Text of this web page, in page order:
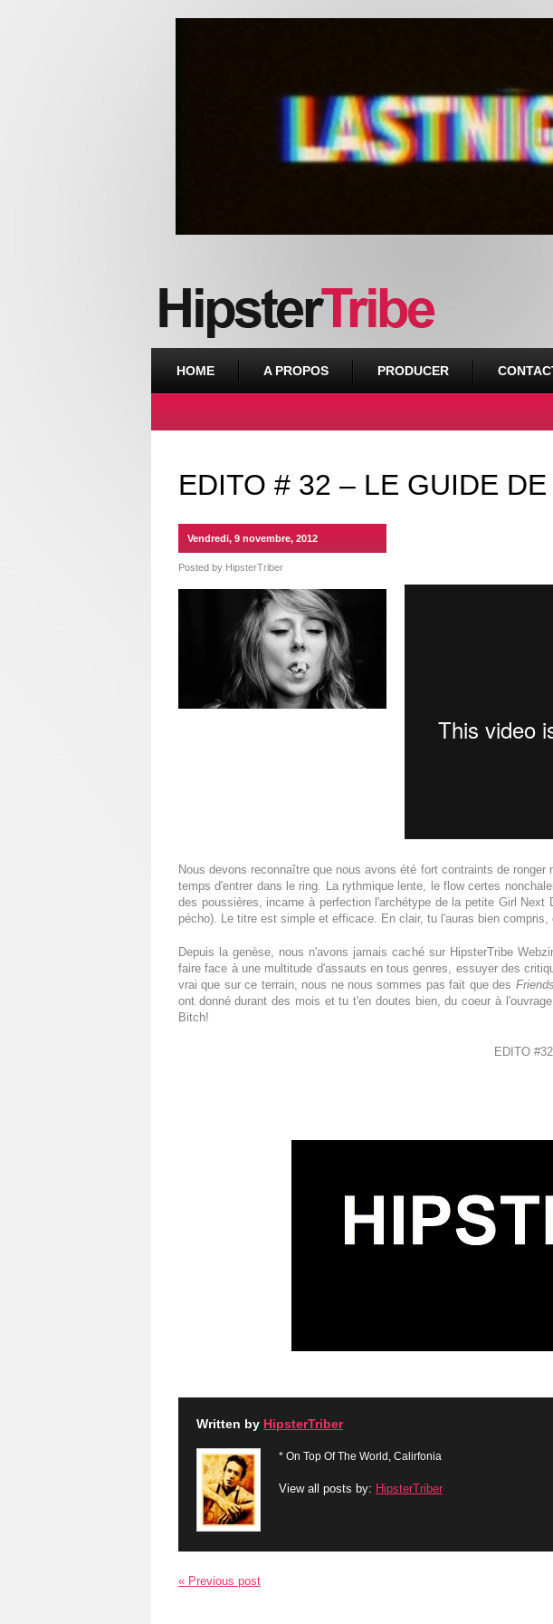
HOME A PROPOS PRODUCER
EDITO # 32 – LE GUIDE DE
Vendredi, 9 novembre, 2012
Posted by HipsterTriber
Nous devons reconnaître que nous avons été fort contraints de
temps d'entrer dans le ring. La rythmique lente, le flow certes
des poussières, incarne à perfection l'archétype de la petite Girl
pécho). Le titre est simple et efficace. En clair, tu l'auras bien
Depuis la genèse, nous n'avons jamais caché sur HipsterTribe
faire face à une multitude d'assauts en tous genres, essuyer des
vrai que sur ce terrain, nous ne nous sommes pas fait que des Friends
ont donné durant des mois et tu t'en doutes bien, du coeur à
Bitch!
EDITO
Written by HipsterTriber
* On Top Of The World, Calirfonia
View all posts by: HipsterTriber
« Previous post